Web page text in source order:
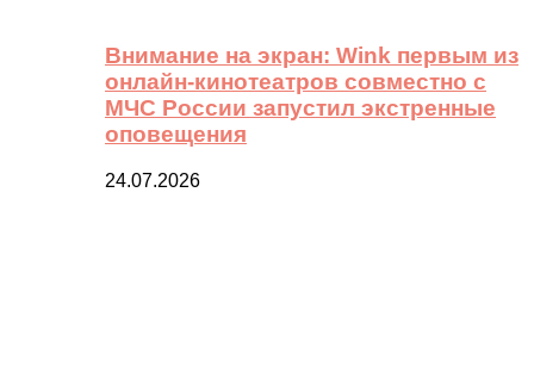
Внимание на экран: Wink первым из
онлайн-кинотеатров совместно с
МЧС России запустил экстренные
оповещения
24.07.2026